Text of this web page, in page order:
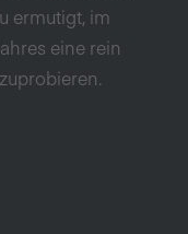
ermutigt, im
eine rein